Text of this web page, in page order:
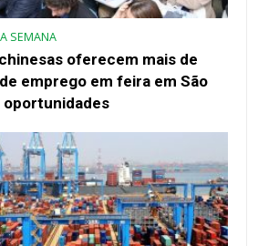
SEMANA
oferecem mais de
emprego em feira em São
oportunidades